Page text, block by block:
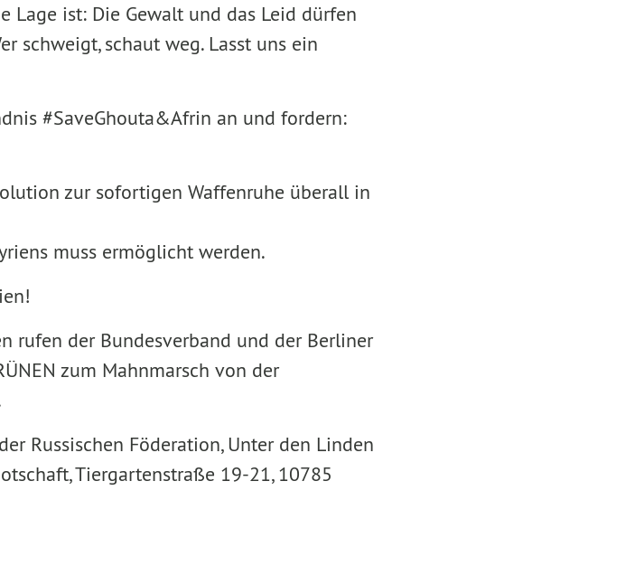
Lage ist: Die Gewalt und das Leid dürfen
schweigt, schaut weg. Lasst uns ein
#SaveGhouta&Afrin an und fordern:
zur sofortigen Waffenruhe überall in
muss ermöglicht werden.
rufen der Bundesverband und der Berliner
zum Mahnmarsch von der
Russischen Föderation, Unter den Linden
Tiergartenstraße 19-21, 10785